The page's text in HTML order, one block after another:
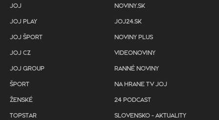
JOJ
JOJ PLAY
JOJ ŠPORT
JOJ CZ
JOJ GROUP
ŠPORT
ŽENSKÉ
TOPSTAR
NOVINY.SK
JOJ24.SK
NOVINY PLUS
VIDEONOVINY
RANNÉ NOVINY
NA HRANE TV JOJ
24 PODCAST
SLOVENSKO - AKTUALITY